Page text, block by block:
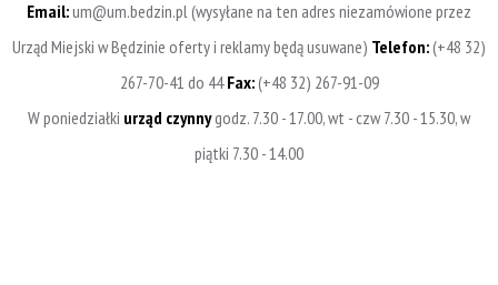
Email:um@um.bedzin.pl (wysyłane na ten adres niezamówione przez
Urząd Miejski w Będzinie oferty i reklamy będą usuwane) Telefon:(+48 32)
267-70-41 do 44Fax:(+48 32) 267-91-09
W poniedziałki urząd czynnygodz. 7.30 - 17.00, wt - czw 7.30 - 15.30, w
piątki 7.30 - 14.00